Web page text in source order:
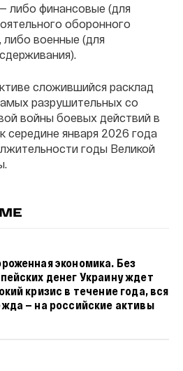
либо финансовые (для
оборонного
либо военные (для
сложившийся расклад
разрушительных со
войны боевых действий в
середине января 2026 года
годы Великой
экономика. Без
денег Украину ждет
кризис в течение года, вся
— на российские активы